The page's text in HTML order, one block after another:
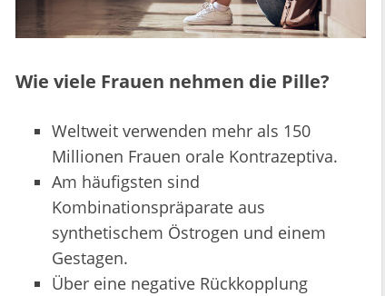
Wie viele Frauen nehmen die Pille?
Weltweit verwenden mehr als 150
Millionen Frauen orale Kontrazeptiva.
Am häufigsten sind
Kombinationspräparate aus
synthetischem Östrogen und einem
Gestagen.
Über eine negative Rückkopplung